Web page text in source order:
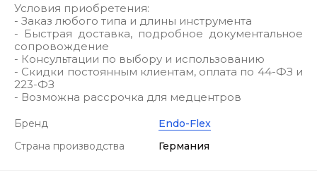
Условия приобретения:
- Заказ любого типа и длины инструмента
- Быстрая доставка, подробное документальное
сопровождение
- Консультации по выбору и использованию
- Скидки постоянным клиентам, оплата по 44-ФЗ и
223-ФЗ
- Возможна рассрочка для медцентров
Бренд
Endo-Flex
Страна производства
Германия